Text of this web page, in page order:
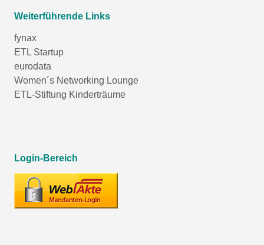
Weiterführende Links
fynax
ETL Startup
eurodata
Women´s Networking Lounge
ETL-Stiftung Kinderträume
Login-Bereich